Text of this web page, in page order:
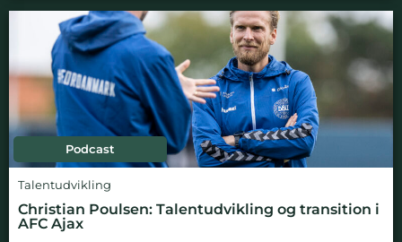
Podcast
Talentudvikling
Christian Poulsen: Talentudvikling og transition i
AFC Ajax